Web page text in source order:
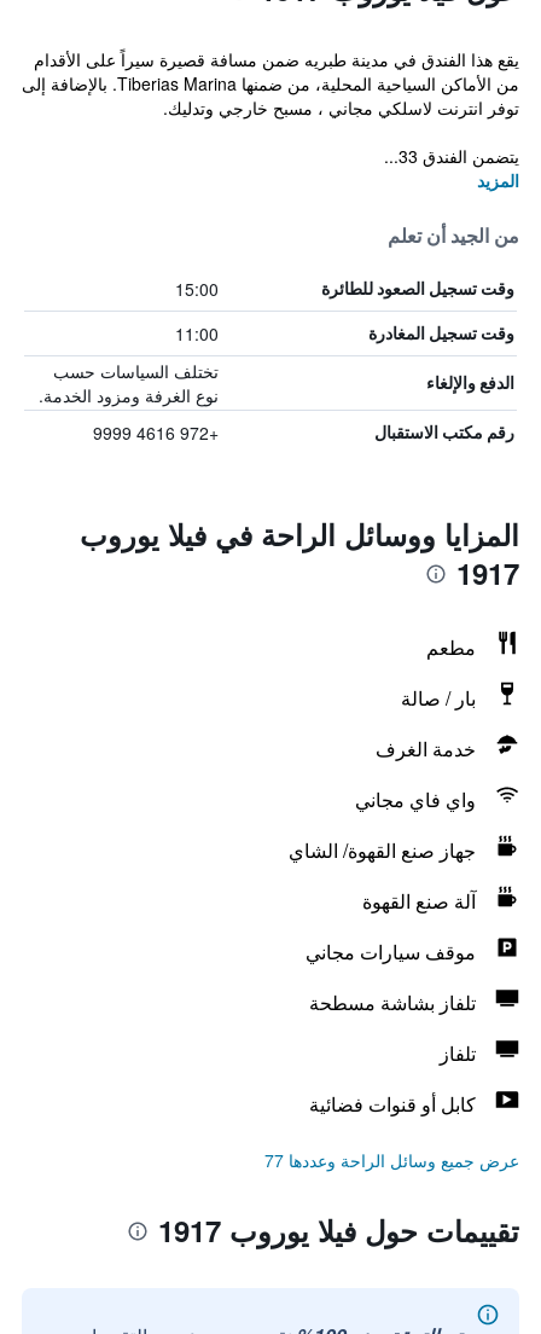
يقع هذا الفندق في مدينة طبريه ضمن مسافة قصيرة سيراً على الأقدام
من الأماكن السياحية المحلية، من ضمنها Tiberias Marina. بالإضافة إلى
توفر انترنت لاسلكي مجاني ، مسبح خارجي وتدليك.
يتضمن الفندق 33...
المزيد
من الجيد أن تعلم
وقت تسجيل الصعود للطائرة 15:00
وقت تسجيل المغادرة 11:00
الدفع والإلغاء
تختلف السياسات حسب
نوع الغرفة ومزود الخدمة.
رقم مكتب الاستقبال +972 4616 9999
المزايا ووسائل الراحة في فيلا يوروب
1917
مطعم
بار / صالة
خدمة الغرف
واي فاي مجاني
جهاز صنع القهوة/ الشاي
آلة صنع القهوة
موقف سيارات مجاني
تلفاز بشاشة مسطحة
تلفاز
كابل أو قنوات فضائية
عرض جميع وسائل الراحة وعددها 77
تقييمات حول فيلا يوروب 1917